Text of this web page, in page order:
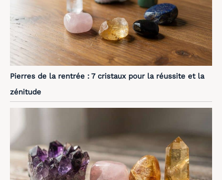
Pierres de la rentrée : 7 cristaux pour la réussite et la
zénitude